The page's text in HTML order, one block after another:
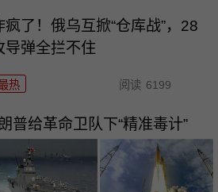
疯了！俄乌互掀“仓库战”，28
导弹全拦不住
热 阅读 6199
普给革命卫队下“精准毒计”